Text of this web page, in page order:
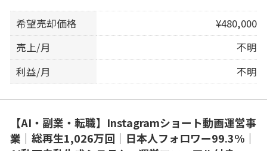
希望売却価格
¥480,000
売上/月
不明
利益/月
不明
【AI・副業・転職】Instagramショート動画運営事
業｜総再生1,026万回｜日本人フォロワー99.3%｜